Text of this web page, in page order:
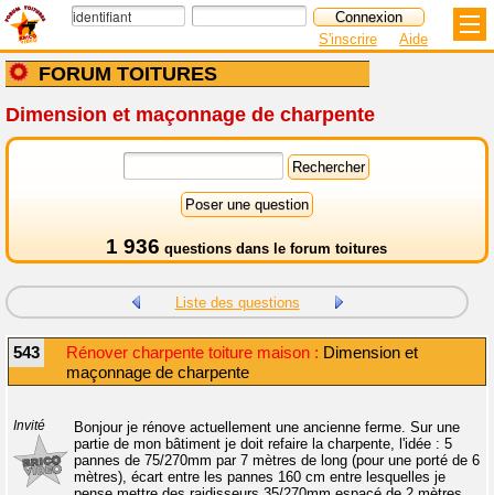
FORUM TOITURES
S'inscrire Aide
Dimension et maçonnage de charpente
1 936 questions dans le forum toitures
Liste des questions
543 Rénover charpente toiture maison : Dimension et
maçonnage de charpente
Invité
Bonjour je rénove actuellement une ancienne ferme. Sur une
partie de mon bâtiment je doit refaire la charpente, l'idée : 5
pannes de 75/270mm par 7 mètres de long (pour une porté de 6
mètres), écart entre les pannes 160 cm entre lesquelles je